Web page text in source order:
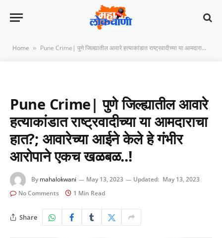
Home » Pune Crime| पुणे जिल्ह्यातील आवारे हत्याकांडात राष्ट्रवादीच्या या आमदाराचा हात?; आवारेच्या आईने केले हे गंभीर आरोपाने एकच खळबळ..!
Pune Crime| पुणे जिल्ह्यातील आवारे
हत्याकांडात राष्ट्रवादीच्या या आमदाराचा
हात?; आवारेच्या आईने केले हे गंभीर
आरोपाने एकच खळबळ..!
By mahalokwani May 13, 2023 Updated: May 13, 2023
No Comments
1 Min Read
Share